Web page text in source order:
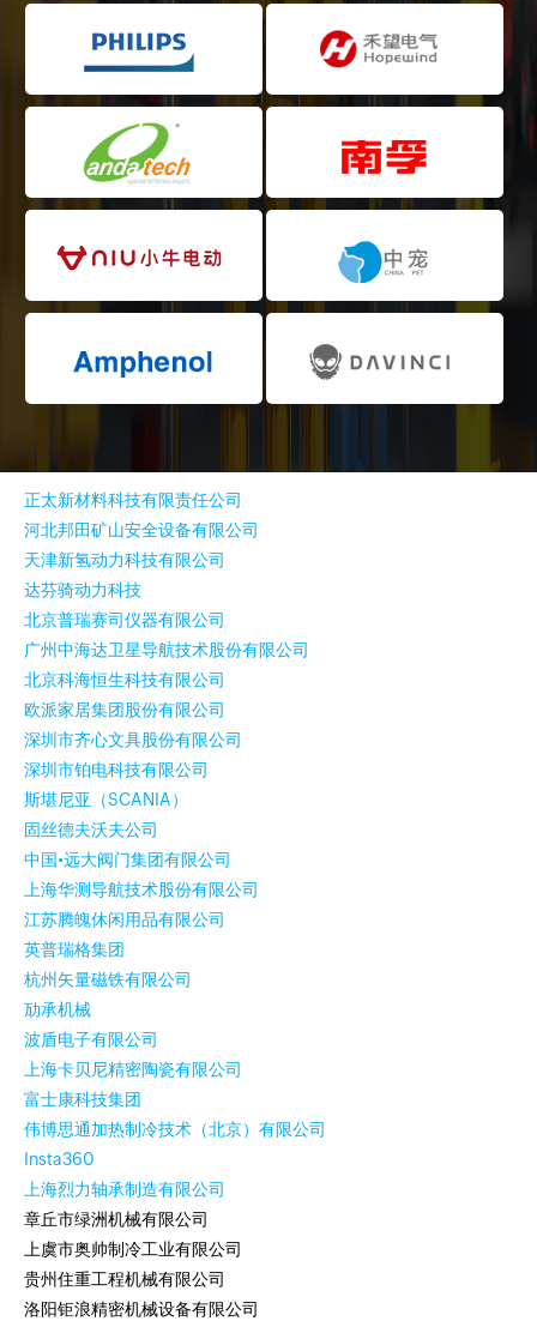
正太新材料科技有限责任公司
河北邦田矿山安全设备有限公司
天津新氢动力科技有限公司
达芬骑动力科技
北京普瑞赛司仪器有限公司
广州中海达卫星导航技术股份有限公司
北京科海恒生科技有限公司
欧派家居集团股份有限公司
深圳市齐心文具股份有限公司
深圳市铂电科技有限公司
斯堪尼亚（SCANIA）
固丝德夫沃夫公司
中国•远大阀门集团有限公司
上海华测导航技术股份有限公司
江苏腾魄休闲用品有限公司
英普瑞格集团
杭州矢量磁铁有限公司
劢承机械
波盾电子有限公司
上海卡贝尼精密陶瓷有限公司
富士康科技集团
伟博思通加热制冷技术（北京）有限公司
Insta360
上海烈力轴承制造有限公司
章丘市绿洲机械有限公司
上虞市奥帅制冷工业有限公司
贵州住重工程机械有限公司
洛阳钜浪精密机械设备有限公司